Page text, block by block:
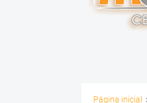
Página inicial